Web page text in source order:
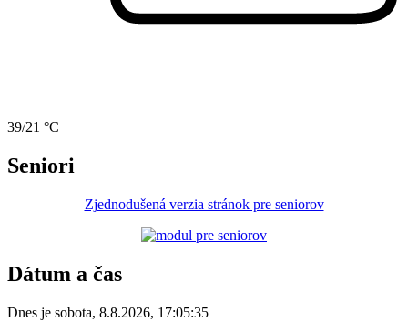
39/21 °C
Seniori
Zjednodušená verzia stránok pre seniorov
Dátum a čas
Dnes je sobota, 8.8.2026, 17:05:35